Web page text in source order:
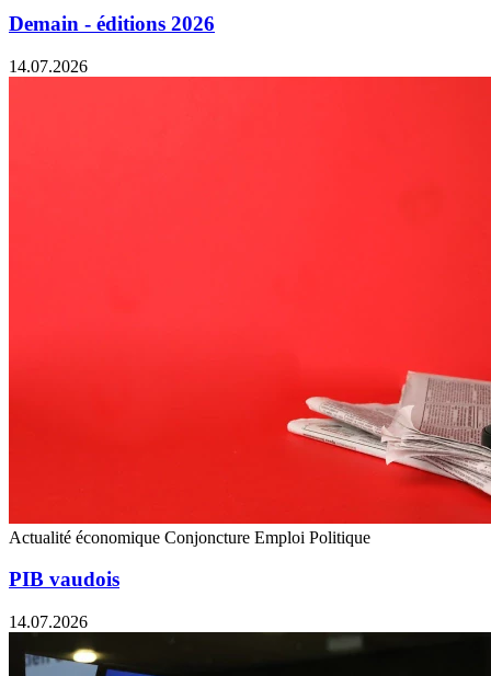
Demain - éditions 2026
14.07.2026
Actualité économique Conjoncture Emploi Politique
PIB vaudois
14.07.2026